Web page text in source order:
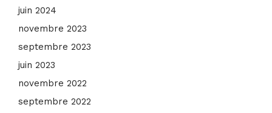
juin 2024
novembre 2023
septembre 2023
juin 2023
novembre 2022
septembre 2022